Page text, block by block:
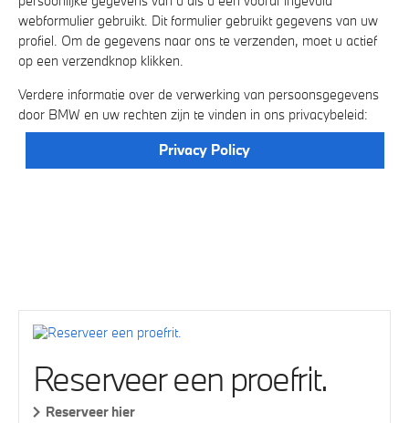
webformulier gebruikt. Dit formulier gebruikt gegevens van uw
profiel. Om de gegevens naar ons te verzenden, moet u actief
op een verzendknop klikken.
Verdere informatie over de verwerking van persoonsgegevens
door BMW en uw rechten zijn te vinden in ons privacybeleid:
Privacy Policy
Reserveer een proefrit.
Reserveer hier